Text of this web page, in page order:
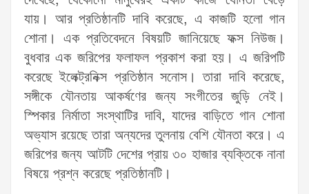
যায়। আর প্রতিষ্ঠানটি দাবি করেছে, এ কাজটি হলো গান
শোনা। এক প্রতিবেদনে বিষয়টি জানিয়েছে ফক্স নিউজ।
বুধবার এক জরিপের ফলাফল প্রকাশ করা হয়। এ জরিপটি
করেছে ইলেক্ট্রনিক্স প্রতিষ্ঠান সনোস। তারা দাবি করেছে,
সঙ্গীকে যৌনতায় আকর্ষণের জন্য সংগীতের জুড়ি নেই।
স্পিকার নির্মাতা সংস্থাটির দাবি, যাদের বাড়িতে গান শোনা
অভ্যাস রয়েছে তারা অন্যদের তুলনায় বেশি যৌনতা করে। এ
জরিপের জন্য আটটি দেশের প্রায় ৩০ হাজার ব্যক্তিকে নানা
বিষয়ে প্রশ্ন করেছে প্রতিষ্ঠানটি।